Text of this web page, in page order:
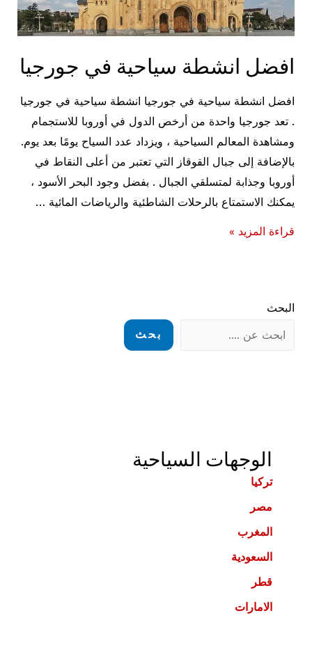
البحث
بحث
الوجهات السياحية
تركيا
مصر
المغرب
السعودية
قطر
الامارات
افضل انشطة سياحية في جورجيا
افضل انشطة سياحية في جورجيا انشطة سياحية في جورجيا
. تعد جورجيا واحدة من أرخص الدول في أوروبا للاستجمام
ومشاهدة المعالم السياحية ، ويزداد عدد السياح يومًا بعد يوم.
بالإضافة إلى جبال القوقاز التي تعتبر من أعلى النقاط في
أوروبا وجذابة لمتسلقي الجبال . بفضل وجود البحر الأسود ،
يمكنك الاستمتاع بالرحلات الشاطئية والرياضات المائية …
افضل
جورجيا
قراءة المزيد »